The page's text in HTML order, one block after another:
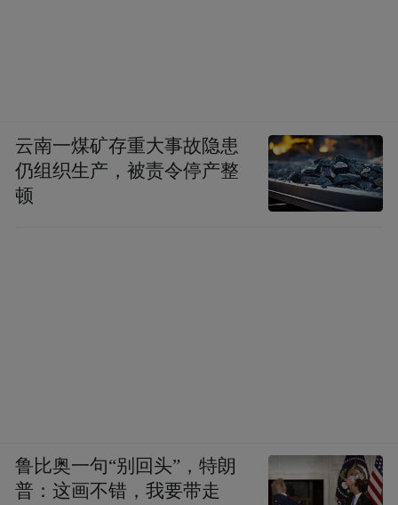
云南一煤矿存重大事故隐患
仍组织生产，被责令停产整
顿
鲁比奥一句“别回头”，特朗
普：这画不错，我要带走